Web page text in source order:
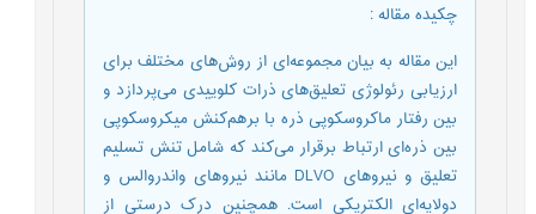
چکیده مقاله:
این مقاله به بیان مجموعه‌ای از روش‌های مختلف برای
ارزیابی رئولوژی تعلیق‌های ذرات کلوییدی می‌پردازد و
بین رفتار ماکروسکوپی ذره با برهم‌کنش میکروسکوپی
بین ذره‌ای ارتباط برقرار می‌کند که شامل تنش تسلیم
تعلیق و نیروهای DLVO مانند نیروهای واندروالس و
دولایه‌ای الکتریکی است. همچنین درک درستی از